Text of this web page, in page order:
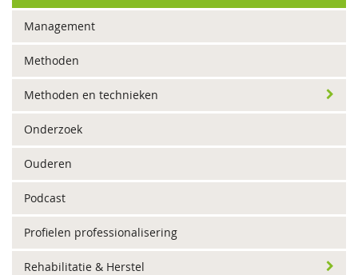
Management
Methoden
Methoden en technieken
Onderzoek
Ouderen
Podcast
Profielen professionalisering
Rehabilitatie & Herstel